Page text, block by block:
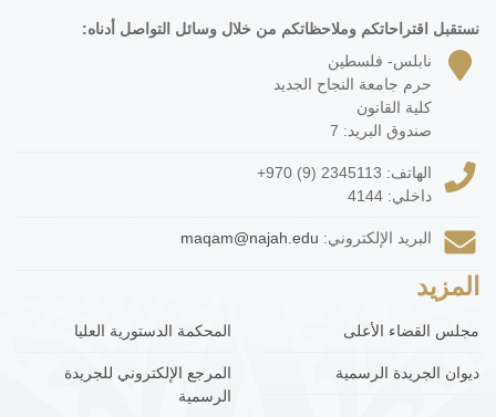
نستقبل اقتراحاتكم وملاحظاتكم من خلال وسائل التواصل أدناه:
نابلس- فلسطين
حرم جامعة النجاح الجديد
كلية القانون
صندوق البريد: 7
الهاتف: +970 (9) 2345113
داخلي: 4144
البريد الإلكتروني: maqam@najah.edu
المزيد
مجلس القضاء الأعلى المحكمة الدستورية العليا
ديوان الجريدة الرسمية
المرجع الإلكتروني للجريدة
الرسمية